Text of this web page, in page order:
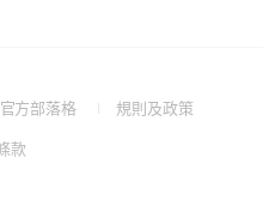
官方部落格
(Open規則及政策(Open
款(Open